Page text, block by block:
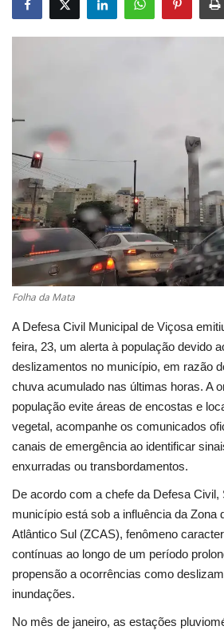
Viçosa
Oportunidade
Sua Cidade
Tempo
Saúde
Política
Trânsito
Segurança Pública
Economia
Esporte
Solidariedade
Meio Ambiente
Justiça
Folha da Mata
A Defesa Civil Municipal de Viçosa
feira, 23, um alerta à população devido
deslizamentos no município, em razão
chuva acumulado nas últimas horas. A
população evite áreas de encostas e
vegetal, acompanhe os comunicados
canais de emergência ao identificar
enxurradas ou transbordamentos.
De acordo com a chefe da Defesa Civil,
município está sob a influência da Zona
Atlântico Sul (ZCAS), fenômeno
contínuas ao longo de um período
propensão a ocorrências como
inundações.
No mês de janeiro, as estações